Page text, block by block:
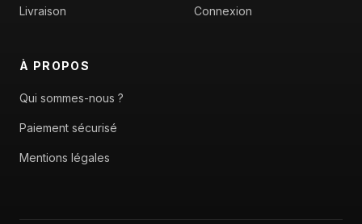
Livraison Connexion
À PROPOS
Qui sommes-nous ?
Paiement sécurisé
Mentions légales